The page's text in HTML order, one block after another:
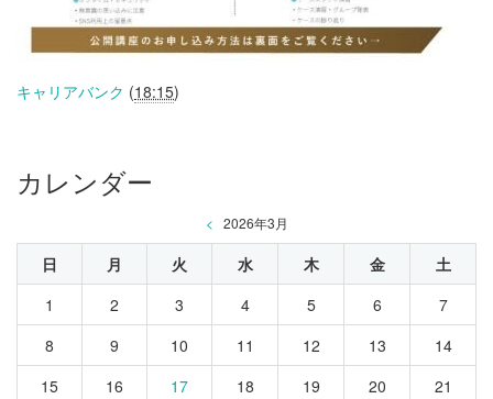
キャリアバンク (18:15)
カレンダー
< 2026年3月
日 月 火 水 木 金
土
1
2 3 4 5 6
7
8
9 10 11 12 13
14
15
16 17 18 19 20
21